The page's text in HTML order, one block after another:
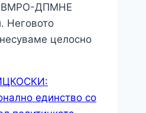
ВМРО-ДПМНЕ
Неговото
целосно
единство со